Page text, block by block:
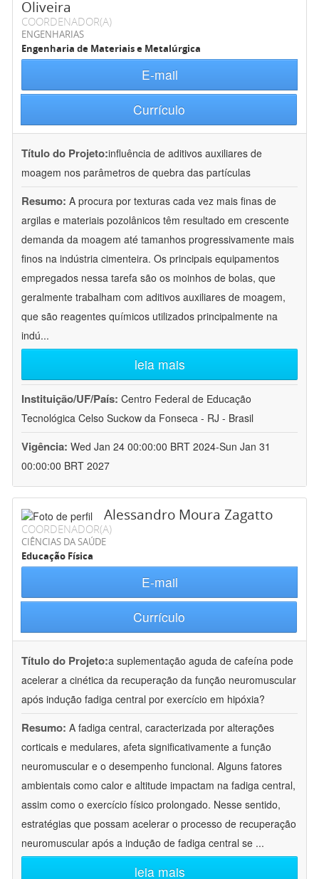
Oliveira
COORDENADOR(A)
ENGENHARIAS
Engenharia de Materiais e Metalúrgica
E-mail
Currículo
Título do Projeto:influência de aditivos auxiliares de
moagem nos parâmetros de quebra das partículas
Resumo: A procura por texturas cada vez mais finas de
argilas e materiais pozolânicos têm resultado em crescente
demanda da moagem até tamanhos progressivamente mais
finos na indústria cimenteira. Os principais equipamentos
empregados nessa tarefa são os moinhos de bolas, que
geralmente trabalham com aditivos auxiliares de moagem,
que são reagentes químicos utilizados principalmente na
indú...
leia mais
Instituição/UF/País: Centro Federal de Educação
Tecnológica Celso Suckow da Fonseca - RJ - Brasil
Vigência: Wed Jan 24 00:00:00 BRT 2024-Sun Jan 31
00:00:00 BRT 2027
Alessandro Moura Zagatto
COORDENADOR(A)
CIÊNCIAS DA SAÚDE
Educação Física
E-mail
Currículo
Título do Projeto:a suplementação aguda de cafeína pode
acelerar a cinética da recuperação da função neuromuscular
após indução fadiga central por exercício em hipóxia?
Resumo: A fadiga central, caracterizada por alterações
corticais e medulares, afeta significativamente a função
neuromuscular e o desempenho funcional. Alguns fatores
ambientais como calor e altitude impactam na fadiga central,
assim como o exercício físico prolongado. Nesse sentido,
estratégias que possam acelerar o processo de recuperação
neuromuscular após a indução de fadiga central se ...
leia mais